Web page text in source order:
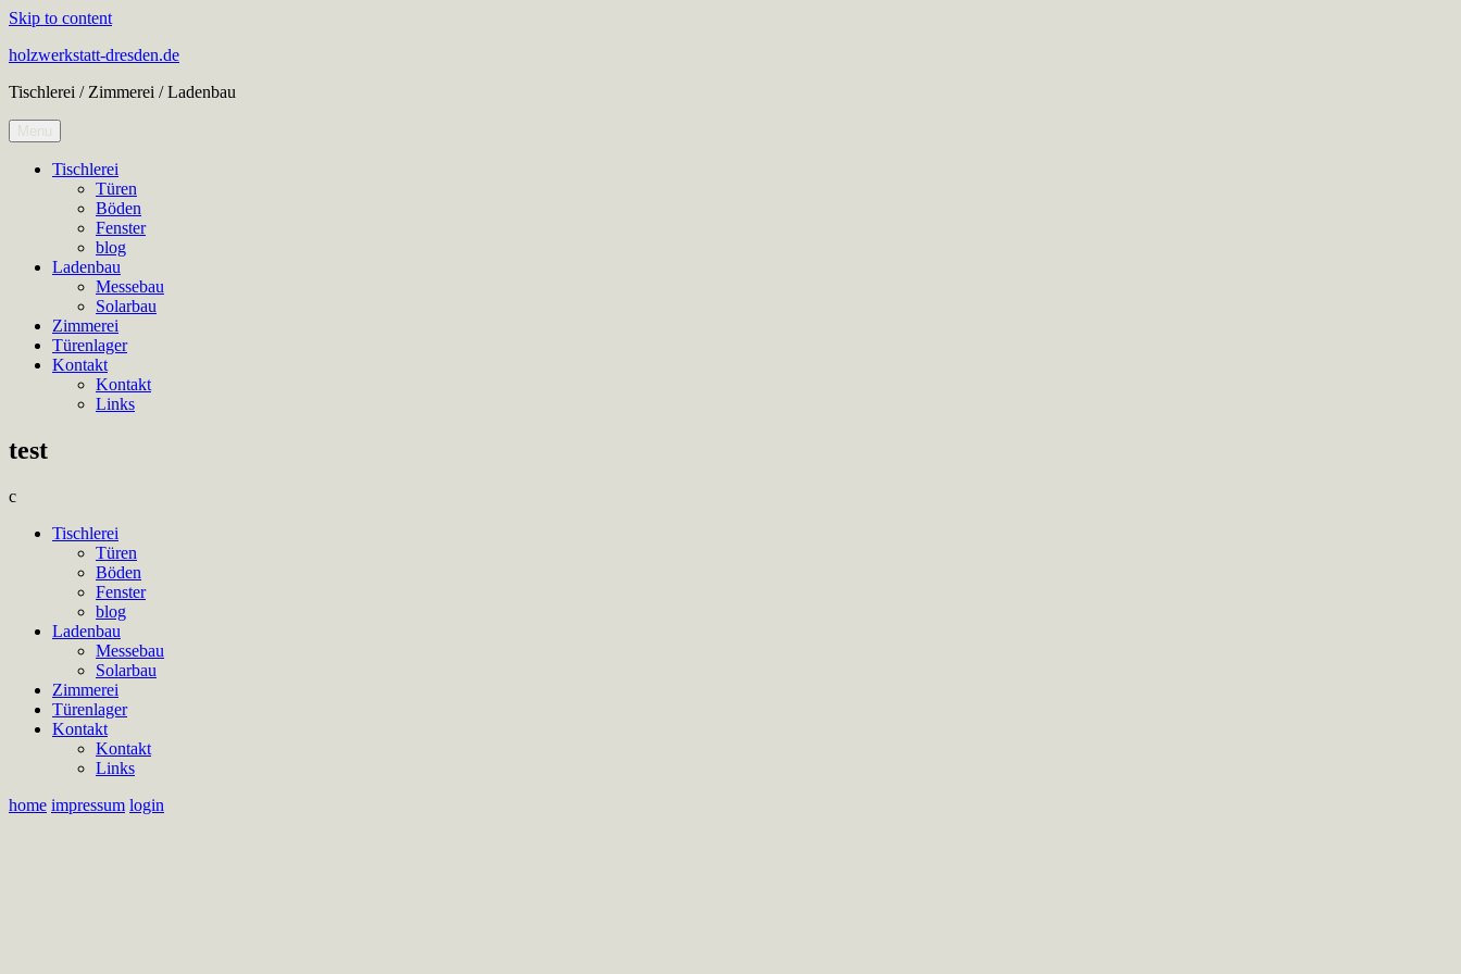
Skip to content
holzwerkstatt-dresden.de
Tischlerei / Zimmerei / Ladenbau
Menu
Tischlerei
Türen
Böden
Fenster
blog
Ladenbau
Messebau
Solarbau
Zimmerei
Türenlager
Kontakt
Kontakt
Links
test
c
Tischlerei
Türen
Böden
Fenster
blog
Ladenbau
Messebau
Solarbau
Zimmerei
Türenlager
Kontakt
Kontakt
Links
home impressum login